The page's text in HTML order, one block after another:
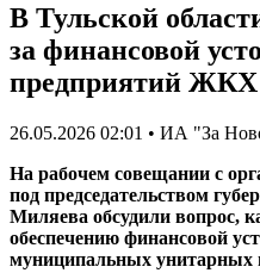
В Тульской
за финансовой
предприятий ЖКХ
26.05.2026 02:01 • ИА "За
На рабочем совещании с
под председательством
Миляева обсудили вопрос,
обеспечению финансовой
муниципальных